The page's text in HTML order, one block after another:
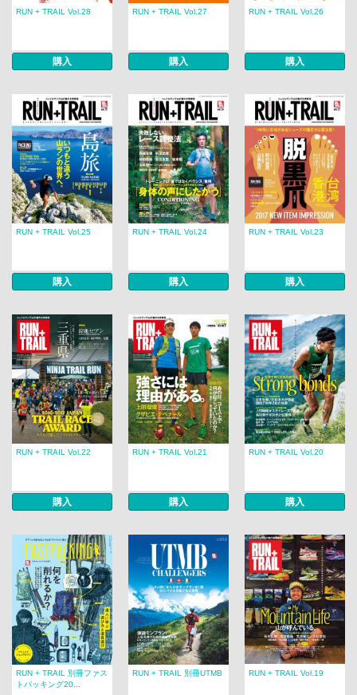
RUN + TRAIL Vol.28
購入
RUN + TRAIL Vol.27
購入
RUN + TRAIL Vol.26
購入
RUN + TRAIL Vol.25
購入
RUN + TRAIL Vol.24
購入
RUN + TRAIL Vol.23
購入
RUN + TRAIL Vol.22
購入
RUN + TRAIL Vol.21
購入
RUN + TRAIL Vol.20
購入
RUN + TRAIL 別冊ファス
トパッキング20...
RUN + TRAIL 別冊UTMB RUN + TRAIL Vol.19